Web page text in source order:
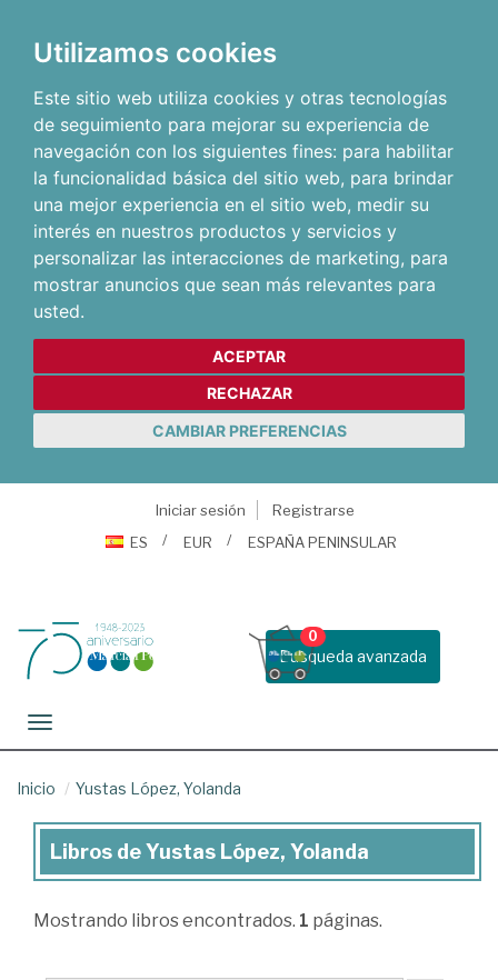
Utilizamos cookies
Este sitio web utiliza cookies y otras tecnologías
de seguimiento para mejorar su experiencia de
navegación con los siguientes fines: para habilitar
la funcionalidad básica del sitio web, para brindar
una mejor experiencia en el sitio web, medir su
interés en nuestros productos y servicios y
personalizar las interacciones de marketing, para
mostrar anuncios que sean más relevantes para
usted.
ACEPTAR
RECHAZAR
CAMBIAR PREFERENCIAS
Iniciar sesión
Registrarse
ES
EUR ESPAÑA PENINSULAR
Busqueda avanzada
0
Toggle navigation
Inicio Yustas López, Yolanda
Libros
Yustas
Libros de Yustas López, Yolanda
Mostrando libros encontrados. 1 páginas.